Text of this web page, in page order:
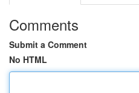
Comments
Submit a Comment
No HTML